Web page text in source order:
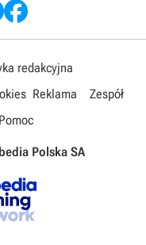
redakcyjna
Reklama
Zespół
Pomoc
Polska SA